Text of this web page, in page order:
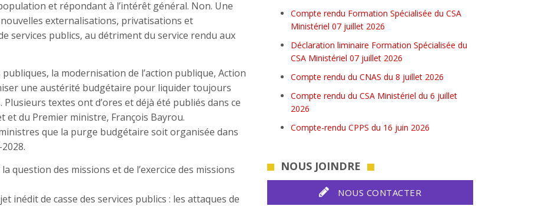
et répondant à l’intérêt général. Non. Une
externalisations, privatisations et
services publics, au détriment du service rendu aux
la modernisation de l’action publique, Action
une austérité budgétaire pour liquider toujours
textes ont d’ores et déjà été publiés dans ce
et du Premier ministre, François Bayrou.
que la purge budgétaire soit organisée dans
question des missions et de l’exercice des missions
inédit de casse des services publics : les attaques de
Compte rendu Formation Spécialisée du CSA
Ministériel 07 juillet 2026
Déclaration liminaire Formation Spécialisée du
CSA Ministériel 07 juillet 2026
Compte rendu du CNAS du 8 juillet 2026
Compte rendu du CSA Ministériel du 6 juillet
2026
Compte-rendu CPPS du 16 juin 2026
NOUS JOINDRE
NOUS CONTACTER